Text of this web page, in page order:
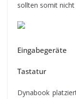
sollten somit
Eingabegeräte
Tastatur
Dynabook